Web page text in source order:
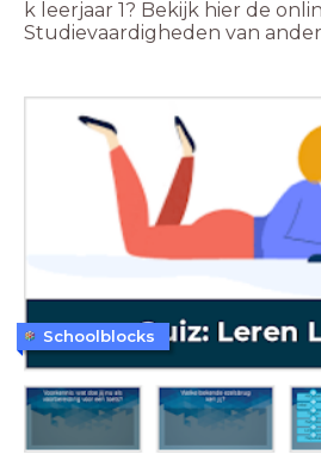
k leerjaar 1? Bekijk hier de
Studievaardigheden van
Schoolblocks